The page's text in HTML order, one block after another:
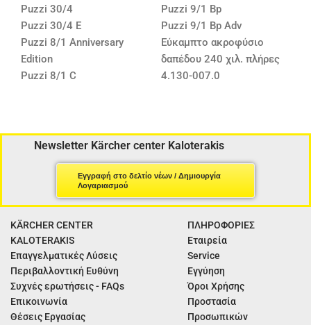
Puzzi 30/4
Puzzi 30/4 E
Puzzi 8/1 Anniversary
Edition
Puzzi 8/1 C
Puzzi 9/1 Bp
Puzzi 9/1 Bp Adv
Εύκαμπτο ακροφύσιο
δαπέδου 240 χιλ. πλήρες
4.130-007.0
Newsletter Kärcher center Kaloterakis
Εγγραφή στο δελτίο νέων / Δημιουργία
Λογαριασμού
KÄRCHER CENTER
KALOTERAKIS
Επαγγελματικές Λύσεις
Περιβαλλοντική Ευθύνη
Συχνές ερωτήσεις - FAQs
Επικοινωνία
Θέσεις Εργασίας
ΠΛΗΡΟΦΟΡΙΕΣ
Εταιρεία
Service
Εγγύηση
Όροι Χρήσης
Προστασία
Προσωπικών